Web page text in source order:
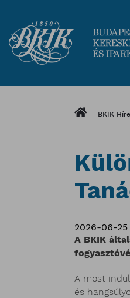
BKIK
2026-06-25
A BKIK
A most
és